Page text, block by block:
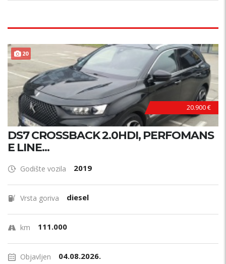
20
20.900 €
DS7 CROSSBACK 2.0HDI, PERFOMANS
E LINE...
Godište vozila 2019
Vrsta goriva diesel
km 111.000
Objavljen 04.08.2026.